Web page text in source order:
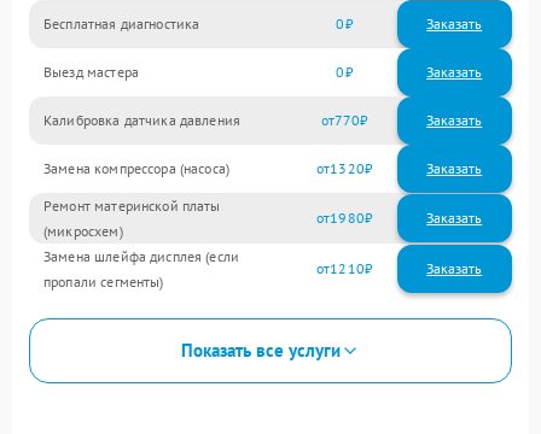
Бесплатная диагностика 0 Заказать
Выезд мастера 0 Заказать
Калибровка датчика давления 770
Замена компрессора (насоса) 1320
Ремонт материнской платы
(микросхем)
1980
Замена шлейфа дисплея (если
пропали сегменты)
1210
Показать все услуги